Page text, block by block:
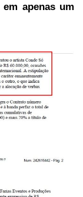
apenas um